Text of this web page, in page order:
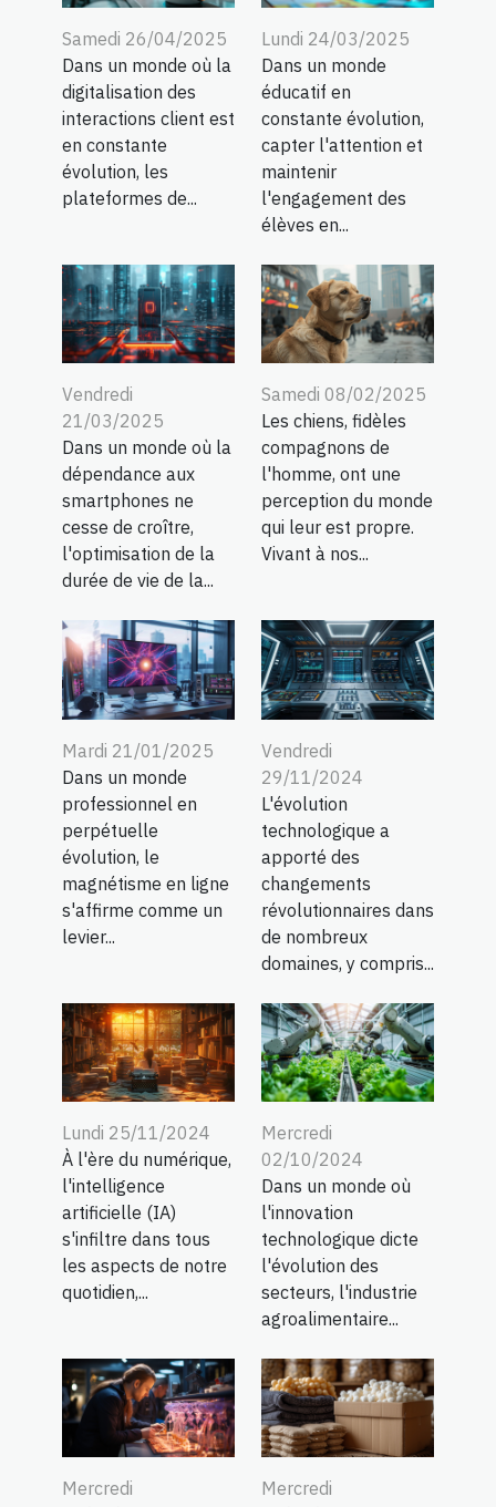
Samedi 26/04/2025
Dans un monde où la
digitalisation des
interactions client est
en constante
évolution, les
plateformes de...
Lundi 24/03/2025
Dans un monde
éducatif en
constante évolution,
capter l'attention et
maintenir
l'engagement des
élèves en...
Vendredi
21/03/2025
Dans un monde où la
dépendance aux
smartphones ne
cesse de croître,
l'optimisation de la
durée de vie de la...
Samedi 08/02/2025
Les chiens, fidèles
compagnons de
l'homme, ont une
perception du monde
qui leur est propre.
Vivant à nos...
Mardi 21/01/2025
Dans un monde
professionnel en
perpétuelle
évolution, le
magnétisme en ligne
s'affirme comme un
levier...
Vendredi
29/11/2024
L'évolution
technologique a
apporté des
changements
révolutionnaires dans
de nombreux
domaines, y compris...
Lundi 25/11/2024
À l'ère du numérique,
l'intelligence
artificielle (IA)
s'infiltre dans tous
les aspects de notre
quotidien,...
Mercredi
02/10/2024
Dans un monde où
l'innovation
technologique dicte
l'évolution des
secteurs, l'industrie
agroalimentaire...
Mercredi
Mercredi